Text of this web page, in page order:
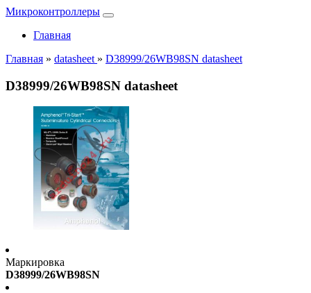
Микроконтроллеры
Главная
Главная » datasheet » D38999/26WB98SN datasheet
D38999/26WB98SN datasheet
Маркировка
D38999/26WB98SN